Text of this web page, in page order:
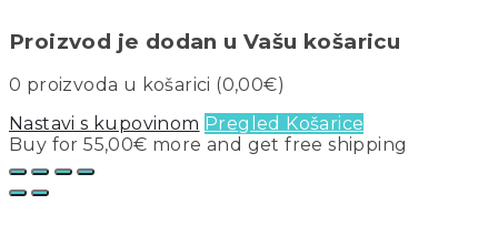
Proizvod je dodan u Vašu košaricu
0 proizvoda u košarici (0,00€)
Nastavi s kupovinom Pregled Košarice
Buy for55,00€ more and get free shipping